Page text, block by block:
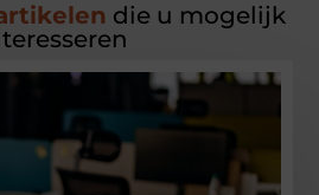
die u mogelijk